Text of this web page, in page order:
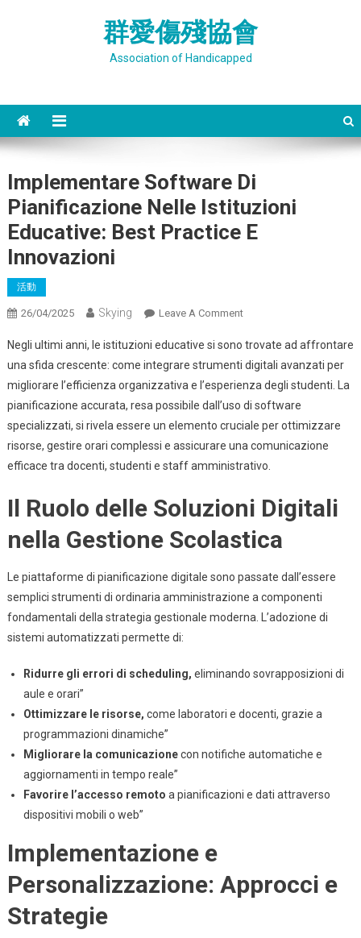
群愛傷殘協會
Association of Handicapped
Implementare Software Di
Pianificazione Nelle Istituzioni
Educative: Best Practice E
Innovazioni
活動
26/04/2025 Skying Leave A CommentOn
Software
Di
Pianificazione
Nelle
Istituzioni
Educative:
Best
Innovazioni
Negli ultimi anni, le istituzioni educative si sono trovate ad affrontare
una sfida crescente: come integrare strumenti digitali avanzati per
migliorare l’efficienza organizzativa e l’esperienza degli studenti. La
pianificazione accurata, resa possibile dall’uso di software
specializzati, si rivela essere un elemento cruciale per ottimizzare
risorse, gestire orari complessi e assicurare una comunicazione
efficace tra docenti, studenti e staff amministrativo.
Il Ruolo delle Soluzioni Digitali
nella Gestione Scolastica
Le piattaforme di pianificazione digitale sono passate dall’essere
semplici strumenti di ordinaria amministrazione a componenti
fondamentali della strategia gestionale moderna. L’adozione di
sistemi automatizzati permette di:
Ridurre gli errori di scheduling, eliminando sovrapposizioni di
aule e orari”
Ottimizzare le risorse, come laboratori e docenti, grazie a
programmazioni dinamiche”
Migliorare la comunicazionecon notifiche automatiche e
aggiornamenti in tempo reale”
Favorire l’accesso remoto a pianificazioni e dati attraverso
dispositivi mobili o web”
Implementazione e
Personalizzazione: Approcci e
Strategie